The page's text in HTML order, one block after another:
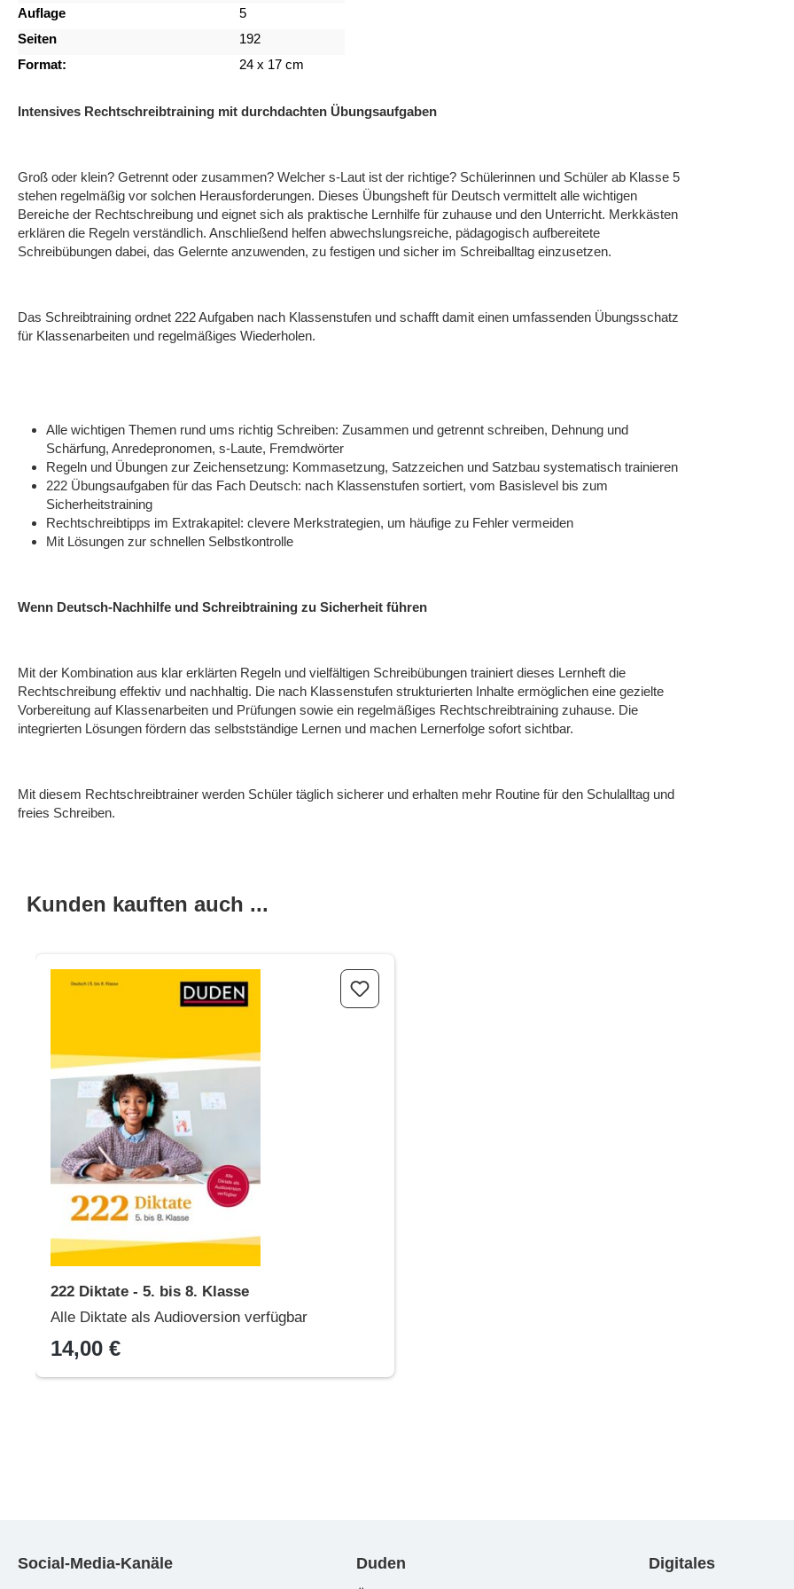
Auflage
5
Seiten
192
Format:
24 x 17 cm
Intensives Rechtschreibtraining mit durchdachten Übungsaufgaben
Groß oder klein? Getrennt oder zusammen? Welcher s-Laut ist der richtige? Schülerinnen und Schüler ab Klasse 5
stehen regelmäßig vor solchen Herausforderungen. Dieses Übungsheft für Deutsch vermittelt alle wichtigen
Bereiche der Rechtschreibung und eignet sich als praktische Lernhilfe für zuhause und den Unterricht. Merkkästen
erklären die Regeln verständlich. Anschließend helfen abwechslungsreiche, pädagogisch aufbereitete
Schreibübungen dabei, das Gelernte anzuwenden, zu festigen und sicher im Schreiballtag einzusetzen.
Das Schreibtraining ordnet 222 Aufgaben nach Klassenstufen und schafft damit einen umfassenden Übungsschatz
für Klassenarbeiten und regelmäßiges Wiederholen.
Alle wichtigen Themen rund ums richtig Schreiben: Zusammen und getrennt schreiben, Dehnung und
Schärfung, Anredepronomen, s-Laute, Fremdwörter
Regeln und Übungen zur Zeichensetzung: Kommasetzung, Satzzeichen und Satzbau systematisch trainieren
222 Übungsaufgaben für das Fach Deutsch: nach Klassenstufen sortiert, vom Basislevel bis zum
Sicherheitstraining
Rechtschreibtipps im Extrakapitel: clevere Merkstrategien, um häufige zu Fehler vermeiden
Mit Lösungen zur schnellen Selbstkontrolle
Wenn Deutsch-Nachhilfe und Schreibtraining zu Sicherheit führen
Mit der Kombination aus klar erklärten Regeln und vielfältigen Schreibübungen trainiert dieses Lernheft die
Rechtschreibung effektiv und nachhaltig. Die nach Klassenstufen strukturierten Inhalte ermöglichen eine gezielte
Vorbereitung auf Klassenarbeiten und Prüfungen sowie ein regelmäßiges Rechtschreibtraining zuhause. Die
integrierten Lösungen fördern das selbstständige Lernen und machen Lernerfolge sofort sichtbar.
Mit diesem Rechtschreibtrainer werden Schüler täglich sicherer und erhalten mehr Routine für den Schulalltag und
freies Schreiben.
Kunden kauften auch ...
222 Diktate - 5. bis 8. Klasse
222 Diktate - 5. bis 8. Klasse
Alle Diktate als Audioversion verfügbar
14,00 €
Social-Media-Kanäle Duden Digitales